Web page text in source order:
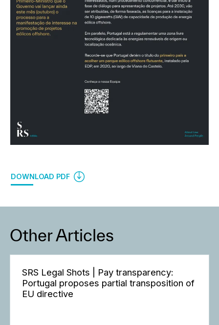
DOWNLOAD PDF
Other Articles
SRS Legal Shots | Pay transparency:
Portugal proposes partial transposition of
EU directive